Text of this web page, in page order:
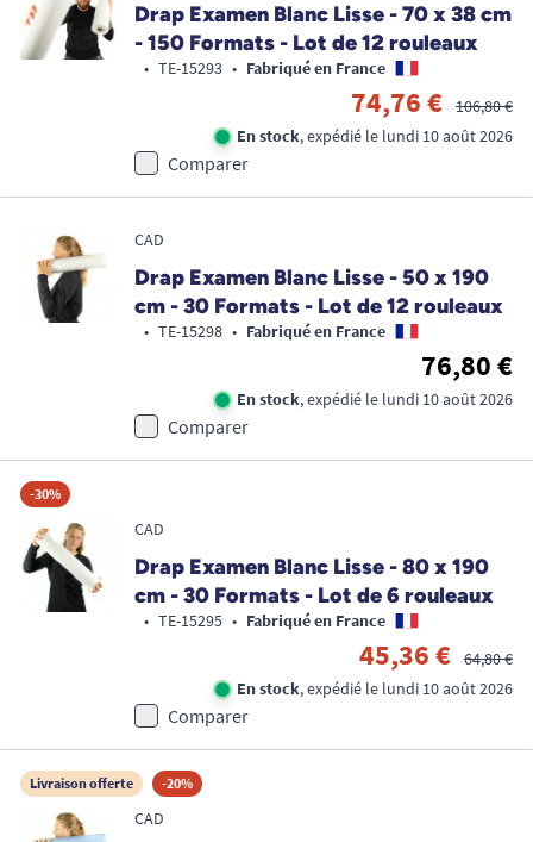
Drap Examen Blanc Lisse - 70 x 38 cm
- 150 Formats - Lot de 12 rouleaux
• TE-15293 • Fabriqué en France
74,76 €
106,80 €
En stock, expédié le lundi 10 août 2026
Comparer
CAD
Drap Examen Blanc Lisse - 50 x 190
cm - 30 Formats - Lot de 12 rouleaux
• TE-15298 • Fabriqué en France
76,80 €
En stock, expédié le lundi 10 août 2026
Comparer
-30%
CAD
Drap Examen Blanc Lisse - 80 x 190
cm - 30 Formats - Lot de 6 rouleaux
• TE-15295 • Fabriqué en France
45,36 €
64,80 €
En stock, expédié le lundi 10 août 2026
Comparer
Livraison offerte -20%
CAD